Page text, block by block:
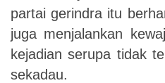
partai gerindra itu
juga menjalankan
kejadian serupa tidak
sekadau.